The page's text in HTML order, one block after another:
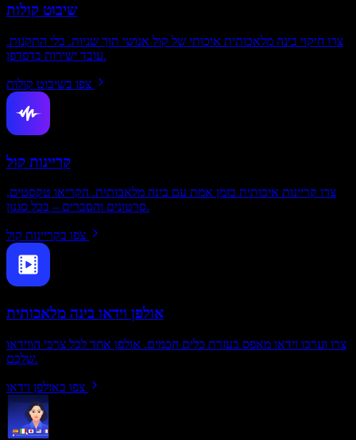
שיבוט קולות
צרו חיקוי בינה מלאכותית איכותי של קול אנושי תוך שניות. בלי התקנות.
עובד ישירות בדפדפן.
צפו בשיבוט קולות
קריינות קול
צרו קריינות איכותית בזמן אמת עם בינה מלאכותית. הקריאו טקסטים,
סרטונים והסברים – בכל סגנון.
צפו בקריינות קול
אולפן וידאו בינה מלאכותית
צרו וערכו וידאו מאפס בעזרת כלים חכמים. אולפן אחד לכל צרכי הווידאו
שלכם.
צפו באולפן וידאו